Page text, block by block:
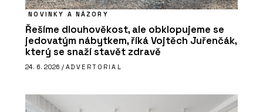
NOVINKY A NÁZORY
Řešíme dlouhověkost, ale obklopujeme se
jedovatým nábytkem, říká Vojtěch Juřenčák,
který se snaží stavět zdravě
24. 6. 2026 / ADVERTORIAL